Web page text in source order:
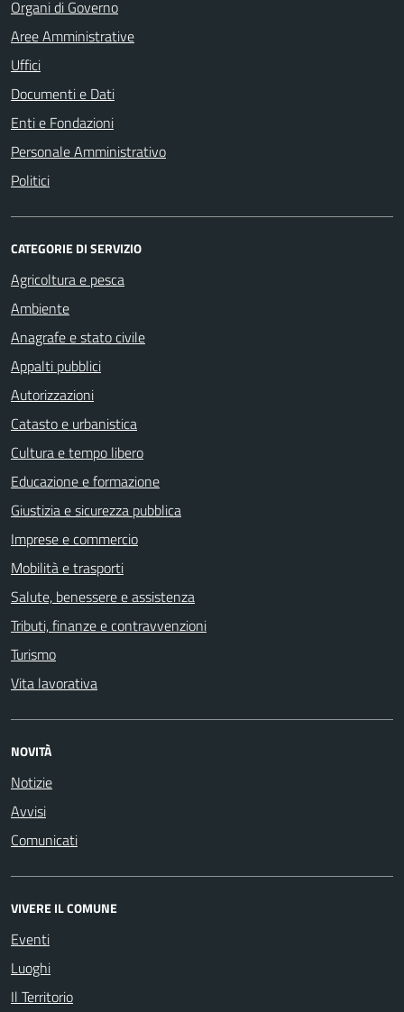
Organi di Governo
Aree Amministrative
Uffici
Documenti e Dati
Enti e Fondazioni
Personale Amministrativo
Politici
CATEGORIE DI SERVIZIO
Agricoltura e pesca
Ambiente
Anagrafe e stato civile
Appalti pubblici
Autorizzazioni
Catasto e urbanistica
Cultura e tempo libero
Educazione e formazione
Giustizia e sicurezza pubblica
Imprese e commercio
Mobilità e trasporti
Salute, benessere e assistenza
Tributi, finanze e contravvenzioni
Turismo
Vita lavorativa
NOVITÀ
Notizie
Avvisi
Comunicati
VIVERE IL COMUNE
Eventi
Luoghi
Il Territorio